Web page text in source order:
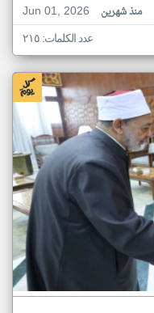
Jun 01, 2026
منذ شهرين
عدد الكلمات: ٢١٥